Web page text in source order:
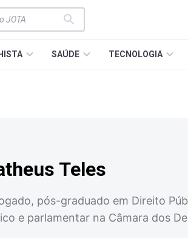
SAÚDE TECNOLOGIA
Teles
pós-graduado em Direito
e parlamentar na Câmara dos